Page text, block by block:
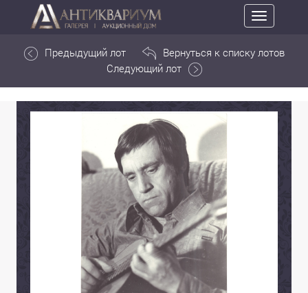
Toggle
navigation
Предыдущий лот
Вернуться к списку лотов
Следующий лот